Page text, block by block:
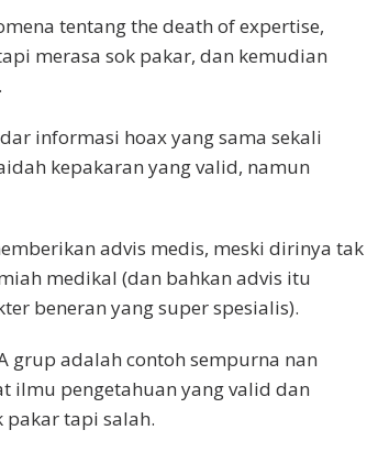
tentang the death of expertise,
merasa sok pakar, dan kemudian
informasi hoax yang sama sekali
kepakaran yang valid, namun
advis medis, meski dirinya tak
medikal (dan bahkan advis itu
beneran yang super spesialis).
grup adalah contoh sempurna nan
ilmu pengetahuan yang valid dan
pakar tapi salah.